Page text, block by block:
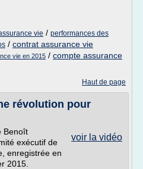
vie / performances des
/ contrat assurance vie
vie en 2015 / compte assurance
Haut de page
révolution pour
voir la vidéo
Benoît
exécutif de
enregistrée en
2015.